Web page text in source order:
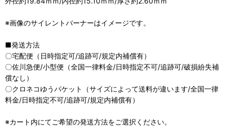
※画像のサイレントバーナーはイメージです。
■発送方法
〇宅配便（日時指定可/追跡可/規定内補償有）
〇佐川急便/小型便（全国一律料金/日時指定不可/追跡可/破損紛失補
償なし）
〇クロネコゆうパケット（サイズによって送料が違います/全国一律
料金/日時指定不可/追跡可/規定内補償有）
※カート内にてご希望の発送方法をご選択ください。